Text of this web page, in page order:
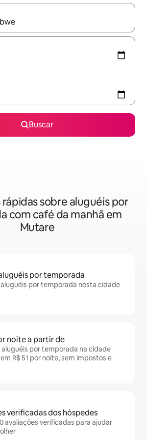
estiverem disponíveis, explore-os
Buscar
sobre aluguéis por
com café da manhã em
Mutare
por temporada
por temporada nesta cidade
noite a partir de
aluguéis por temporada na cidade
R$ 51 por noite, sem impostos e
verificadas dos hóspedes
avaliações verificadas para ajudar